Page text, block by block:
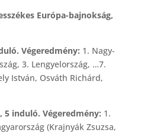
Európa-bajnokság,
Végeredmény: 1. Nagy-
3. Lengyelország, …7.
István, Osváth Richárd,
induló. Végeredmény: 1.
(Krajnyák Zsuzsa,